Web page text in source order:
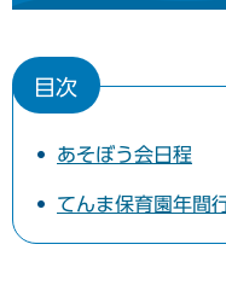
目次
あそぼう会日程
てんま保育園年間